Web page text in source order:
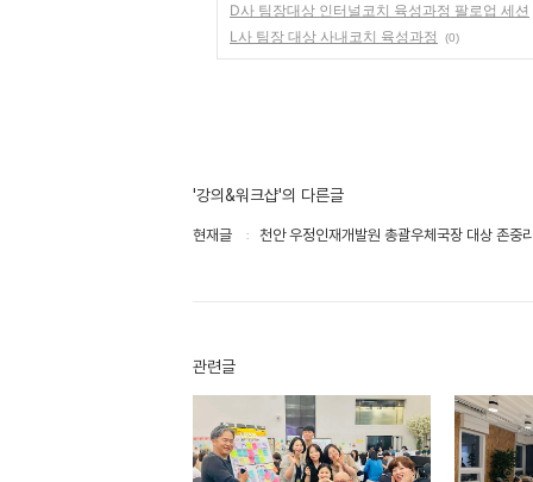
D사 팀장대상 인터널코치 육성과정 팔로업 세션
L사 팀장 대상 사내코치 육성과정
(0)
'강의&워크샵'의 다른글
현재글 천안 우정인재개발원 총괄우체국장 대상 존중
관련글